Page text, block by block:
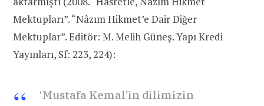
Mektupları”. “Nâzım Hikmet’e Dair Diğer
Mektuplar”. Editör: M. Melih Güneş. Yapı Kredi
Yayınları, Sf: 223, 224):
‘Mustafa Kemal’in dilimizin